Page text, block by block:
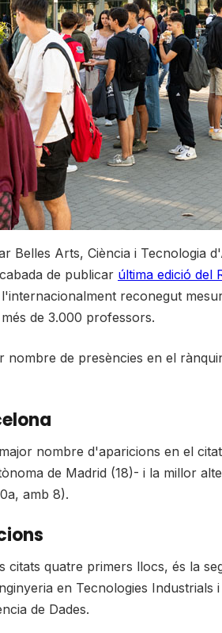
Belles Arts, Ciència i Tecnologia
de publicar última edició del
reconegut
de 3.000 professors.
de presències en el
nombre d'aparicions en el
de Madrid (18)- i la millor
amb 8).
citats quatre primers llocs, és la
en Tecnologies
de Dades.